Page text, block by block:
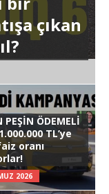
çıkan
PEŞİN ÖDEMELİ
TL’ye
oranı
2026